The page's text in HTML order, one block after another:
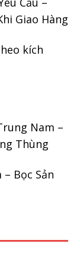
Giao Hàng
kích
Nam –
Thùng
Bọc Sản